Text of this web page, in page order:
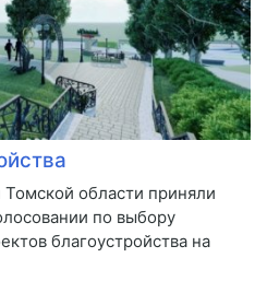
области приняли
по выбору
благоустройства на